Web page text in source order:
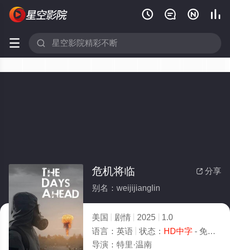
   
 
 分享
危机将临
别名：weijijianglin
美国 剧情 2025
1.0
语言： 英语 状态： HD中字- 免费在线观看
导演： 特里·温南